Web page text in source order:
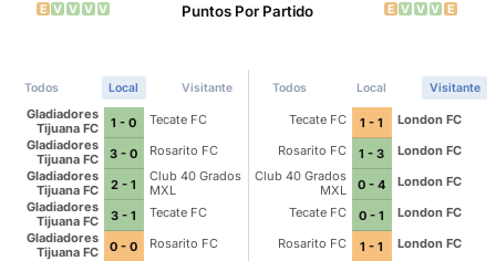
E V V V V
Puntos Por Partido
E V V V E
Todos Local Visitante
Gladiadores
Tijuana FC
1 - 0
Tecate FC
Gladiadores
Tijuana FC
3 - 0
Rosarito FC
Gladiadores
Tijuana FC
2 - 1
Club 40 Grados
MXL
Gladiadores
Tijuana FC
3 - 1
Tecate FC
Gladiadores
Tijuana FC
0 - 0
Rosarito FC
Todos Local Visitante
Tecate FC 1 - 1
London FC
Rosarito FC
1 - 3
London FC
Club 40 Grados
MXL
0 - 4
London FC
Tecate FC
0 - 1
London FC
Rosarito FC
1 - 1
London FC